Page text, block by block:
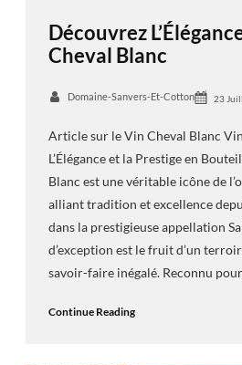
Découvrez
Cheval Blanc
Domaine-Sanvers-Et-Cotton 23
Article sur le Vin Cheval Blanc
L’Élégance et la Prestige en
Blanc est une véritable icône de
alliant tradition et excellence
dans la prestigieuse appellation
d’exception est le fruit d’un
savoir-faire inégalé. Reconnu
Continue Reading